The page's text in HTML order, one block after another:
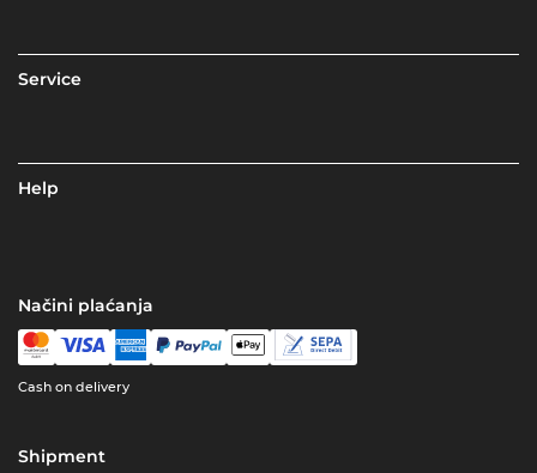
Service
Help
Načini plaćanja
Cash on delivery
Shipment